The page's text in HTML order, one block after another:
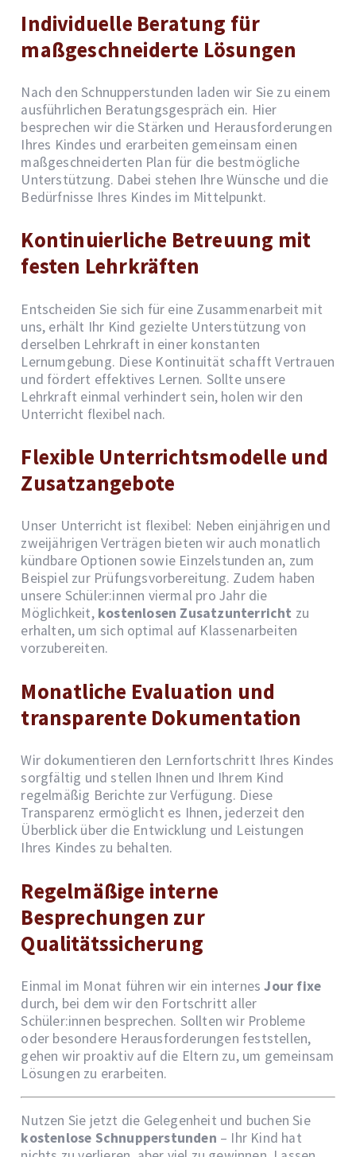
Individuelle Beratung für
maßgeschneiderte Lösungen
Nach den Schnupperstunden laden wir Sie zu einem
ausführlichen Beratungsgespräch ein. Hier
besprechen wir die Stärken und Herausforderungen
Ihres Kindes und erarbeiten gemeinsam einen
maßgeschneiderten Plan für die bestmögliche
Unterstützung. Dabei stehen Ihre Wünsche und die
Bedürfnisse Ihres Kindes im Mittelpunkt.
Kontinuierliche Betreuung mit
festen Lehrkräften
Entscheiden Sie sich für eine Zusammenarbeit mit
uns, erhält Ihr Kind gezielte Unterstützung von
derselben Lehrkraft in einer konstanten
Lernumgebung. Diese Kontinuität schafft Vertrauen
und fördert effektives Lernen. Sollte unsere
Lehrkraft einmal verhindert sein, holen wir den
Unterricht flexibel nach.
Flexible Unterrichtsmodelle und
Zusatzangebote
Unser Unterricht ist flexibel: Neben einjährigen und
zweijährigen Verträgen bieten wir auch monatlich
kündbare Optionen sowie Einzelstunden an, zum
Beispiel zur Prüfungsvorbereitung. Zudem haben
unsere Schüler:innen viermal pro Jahr die
Möglichkeit, kostenlosen Zusatzunterricht zu
erhalten, um sich optimal auf Klassenarbeiten
vorzubereiten.
Monatliche Evaluation und
transparente Dokumentation
Wir dokumentieren den Lernfortschritt Ihres Kindes
sorgfältig und stellen Ihnen und Ihrem Kind
regelmäßig Berichte zur Verfügung. Diese
Transparenz ermöglicht es Ihnen, jederzeit den
Überblick über die Entwicklung und Leistungen
Ihres Kindes zu behalten.
Regelmäßige interne
Besprechungen zur
Qualitätssicherung
Einmal im Monat führen wir ein internesJour fixe
durch, bei dem wir den Fortschritt aller
Schüler:innen besprechen. Sollten wir Probleme
oder besondere Herausforderungen feststellen,
gehen wir proaktiv auf die Eltern zu, um gemeinsam
Lösungen zu erarbeiten.
Nutzen Sie jetzt die Gelegenheit und buchen Sie
kostenlose Schnupperstunden – Ihr Kind hat